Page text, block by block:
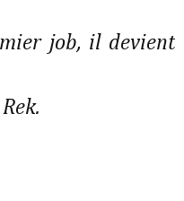
job, il devient